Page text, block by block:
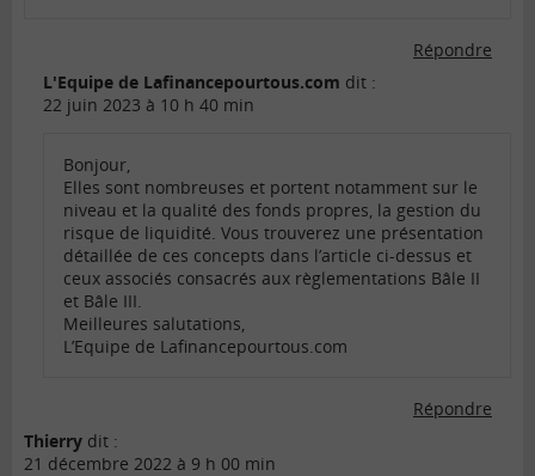
Répondre
L'Equipe de Lafinancepourtous.com dit :
22 juin 2023 à 10 h 40 min
Bonjour,
Elles sont nombreuses et portent notamment sur le
niveau et la qualité des fonds propres, la gestion du
risque de liquidité. Vous trouverez une présentation
détaillée de ces concepts dans l’article ci-dessus et
ceux associés consacrés aux règlementations Bâle II
et Bâle III.
Meilleures salutations,
L’Equipe de Lafinancepourtous.com
Répondre
Thierry dit :
21 décembre 2022 à 9 h 00 min